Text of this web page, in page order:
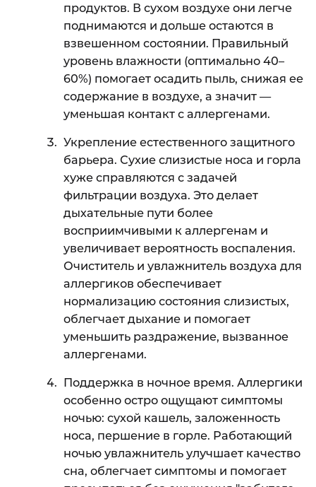
продуктов. В сухом воздухе они легче
поднимаются и дольше остаются в
взвешенном состоянии. Правильный
уровень влажности (оптимально 40–
60%) помогает осадить пыль, снижая ее
содержание в воздухе, а значит —
уменьшая контакт с аллергенами.
Укрепление естественного защитного
барьера. Сухие слизистые носа и горла
хуже справляются с задачей
фильтрации воздуха. Это делает
дыхательные пути более
восприимчивыми к аллергенам и
увеличивает вероятность воспаления.
Очиститель и увлажнитель воздуха для
аллергиков обеспечивает
нормализацию состояния слизистых,
облегчает дыхание и помогает
уменьшить раздражение, вызванное
аллергенами.
Поддержка в ночное время. Аллергики
особенно остро ощущают симптомы
ночью: сухой кашель, заложенность
носа, першение в горле. Работающий
ночью увлажнитель улучшает качество
сна, облегчает симптомы и помогает